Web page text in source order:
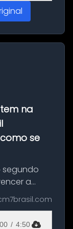
na
se
segundo
a
(19), na
Depois
/ 4:50